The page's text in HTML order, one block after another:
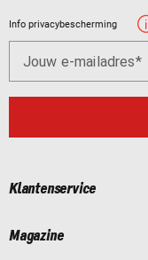
Info privacybescherming
Jouw e-mailadres
Klantenservice
Magazine